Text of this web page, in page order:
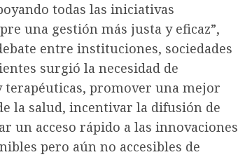
todas las iniciativas
una gestión más justa y eficaz”,
entre instituciones, sociedades
surgió la necesidad de
terapéuticas, promover una mejor
la salud, incentivar la difusión de
un acceso rápido a las innovaciones
pero aún no accesibles de